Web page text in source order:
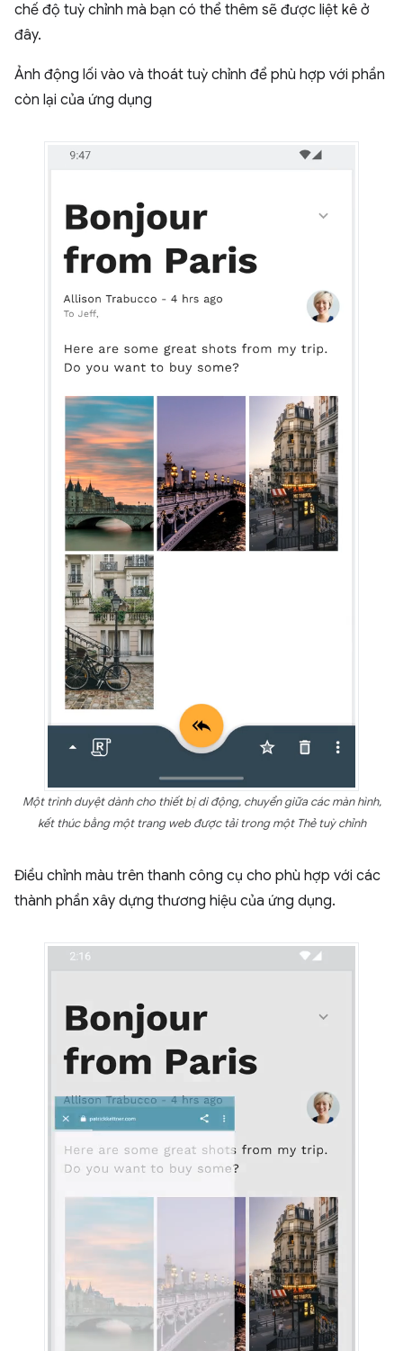
chế độ tuỳ chỉnh mà bạn có thể thêm sẽ được liệt kê ở
đây.
Ảnh động lối vào và thoát tuỳ chỉnh để phù hợp với phần
còn lại của ứng dụng
Một trình duyệt dành cho thiết bị di động, chuyển giữa các màn hình,
kết thúc bằng một trang web được tải trong một Thẻ tuỳ chỉnh
Điều chỉnh màu trên thanh công cụ cho phù hợp với các
thành phần xây dựng thương hiệu của ứng dụng.